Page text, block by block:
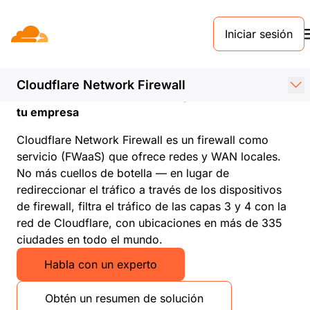
Iniciar sesión
Cloudflare Network Firewall
Cloudflare Network
Firewall
tu empresa
Cloudflare Network Firewall es un firewall como
servicio (FWaaS) que ofrece redes y WAN locales.
No más cuellos de botella — en lugar de
redireccionar el tráfico a través de los dispositivos
de firewall, filtra el tráfico de las capas 3 y 4 con la
red de Cloudflare, con ubicaciones en más de 335
ciudades en todo el mundo.
Habla con un experto
Obtén un resumen de solución